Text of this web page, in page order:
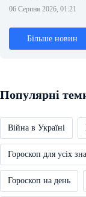
06 Серпня 2026, 01:21
Більше новин
Популярні
Війна в Україні
Гороскоп для усіх
Гороскоп на день